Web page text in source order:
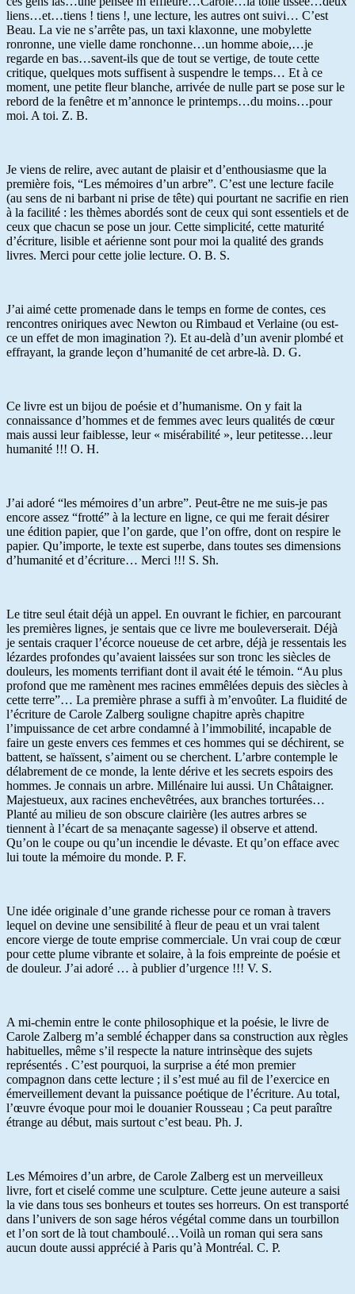
liens…et…tiens ! tiens !, une lecture, les autres ont suivi… C’est
Beau. La vie ne s’arrête pas, un taxi klaxonne, une mobylette
ronronne, une vielle dame ronchonne…un homme aboie,…je
regarde en bas…savent-ils que de tout se vertige, de toute cette
critique, quelques mots suffisent à suspendre le temps… Et à ce
moment, une petite fleur blanche, arrivée de nulle part se pose sur le
rebord de la fenêtre et m’annonce le printemps…du moins…pour
moi. A toi. Z. B.
Je viens de relire, avec autant de plaisir et d’enthousiasme que la
première fois, “Les mémoires d’un arbre”. C’est une lecture facile
(au sens de ni barbant ni prise de tête) qui pourtant ne sacrifie en rien
à la facilité : les thèmes abordés sont de ceux qui sont essentiels et de
ceux que chacun se pose un jour. Cette simplicité, cette maturité
d’écriture, lisible et aérienne sont pour moi la qualité des grands
livres. Merci pour cette jolie lecture. O. B. S.
J’ai aimé cette promenade dans le temps en forme de contes, ces
rencontres oniriques avec Newton ou Rimbaud et Verlaine (ou est-
ce un effet de mon imagination ?). Et au-delà d’un avenir plombé et
effrayant, la grande leçon d’humanité de cet arbre-là. D. G.
Ce livre est un bijou de poésie et d’humanisme. On y fait la
connaissance d’hommes et de femmes avec leurs qualités de cœur
mais aussi leur faiblesse, leur « misérabilité », leur petitesse…leur
humanité !!! O. H.
J’ai adoré “les mémoires d’un arbre”. Peut-être ne me suis-je pas
encore assez “frotté” à la lecture en ligne, ce qui me ferait désirer
une édition papier, que l’on garde, que l’on offre, dont on respire le
papier. Qu’importe, le texte est superbe, dans toutes ses dimensions
d’humanité et d’écriture… Merci !!! S. Sh.
Le titre seul était déjà un appel. En ouvrant le fichier, en parcourant
les premières lignes, je sentais que ce livre me bouleverserait. Déjà
je sentais craquer l’écorce noueuse de cet arbre, déjà je ressentais les
lézardes profondes qu’avaient laissées sur son tronc les siècles de
douleurs, les moments terrifiant dont il avait été le témoin. “Au plus
profond que me ramènent mes racines emmêlées depuis des siècles à
cette terre”… La première phrase a suffi à m’envoûter. La fluidité de
l’écriture de Carole Zalberg souligne chapitre après chapitre
l’impuissance de cet arbre condamné à l’immobilité, incapable de
faire un geste envers ces femmes et ces hommes qui se déchirent, se
battent, se haïssent, s’aiment ou se cherchent. L’arbre contemple le
délabrement de ce monde, la lente dérive et les secrets espoirs des
hommes. Je connais un arbre. Millénaire lui aussi. Un Châtaigner.
Majestueux, aux racines enchevêtrées, aux branches torturées…
Planté au milieu de son obscure clairière (les autres arbres se
tiennent à l’écart de sa menaçante sagesse) il observe et attend.
Qu’on le coupe ou qu’un incendie le dévaste. Et qu’on efface avec
lui toute la mémoire du monde. P. F.
Une idée originale d’une grande richesse pour ce roman à travers
lequel on devine une sensibilité à fleur de peau et un vrai talent
encore vierge de toute emprise commerciale. Un vrai coup de cœur
pour cette plume vibrante et solaire, à la fois empreinte de poésie et
de douleur. J’ai adoré … à publier d’urgence !!! V. S.
A mi-chemin entre le conte philosophique et la poésie, le livre de
Carole Zalberg m’a semblé échapper dans sa construction aux règles
habituelles, même s’il respecte la nature intrinsèque des sujets
représentés . C’est pourquoi, la surprise a été mon premier
compagnon dans cette lecture ; il s’est mué au fil de l’exercice en
émerveillement devant la puissance poétique de l’écriture. Au total,
l’œuvre évoque pour moi le douanier Rousseau ; Ca peut paraître
étrange au début, mais surtout c’est beau. Ph. J.
Les Mémoires d’un arbre, de Carole Zalberg est un merveilleux
livre, fort et ciselé comme une sculpture. Cette jeune auteure a saisi
la vie dans tous ses bonheurs et toutes ses horreurs. On est transporté
dans l’univers de son sage héros végétal comme dans un tourbillon
et l’on sort de là tout chamboulé…Voilà un roman qui sera sans
aucun doute aussi apprécié à Paris qu’à Montréal. C. P.